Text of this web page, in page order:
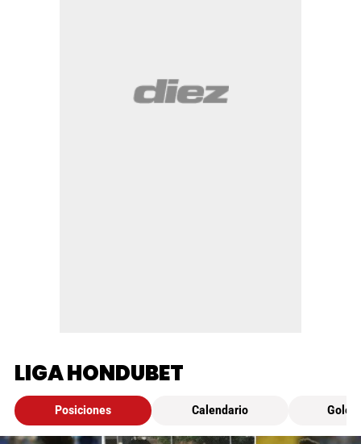
LIGA HONDUBET
Posiciones Calendario